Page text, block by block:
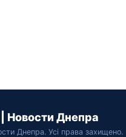
Новости Днепра
Днепра. Усі права захищено.